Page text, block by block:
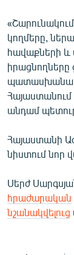
կողմերը,
հավաքների
իրացնողները
Հայաստանում
անդամ
Հայաստանի
նիստում նոր
Սերժ
հրաժարական
նշանակվելուց